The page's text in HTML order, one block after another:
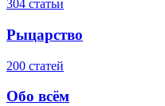
304 статьи
Рыцарство
200 статей
Обо всём